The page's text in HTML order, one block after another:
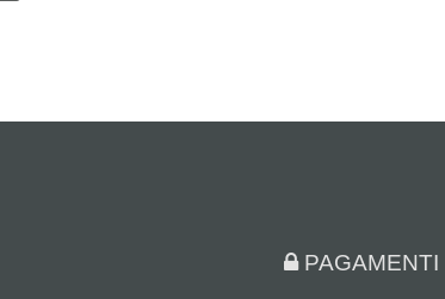
PAGAMENTI